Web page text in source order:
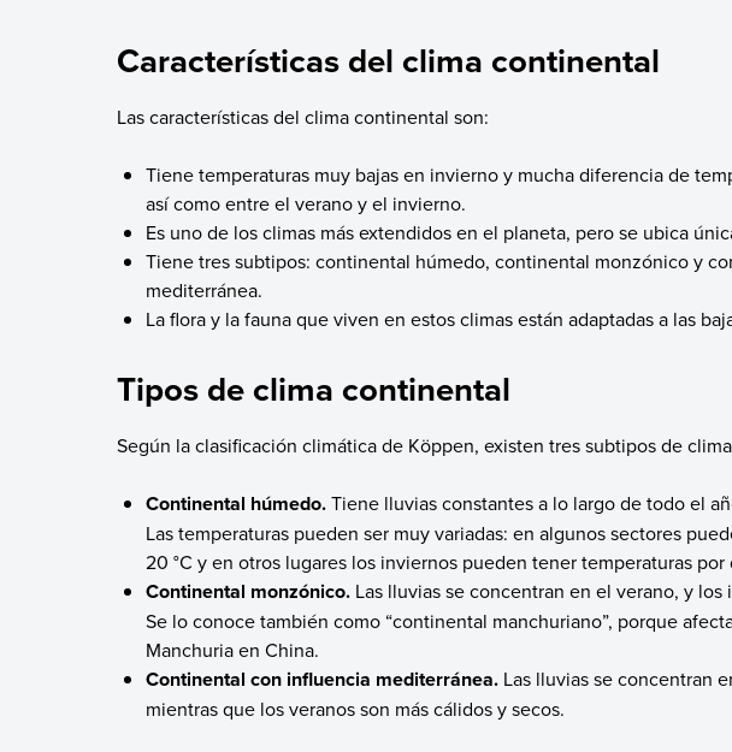
Características del clima continental
Las características del clima continental son:
Tiene temperaturas muy bajas en invierno y mucha diferencia de
así como entre el verano y el invierno.
Es uno de los climas más extendidos en el planeta, pero se ubica
Tiene tres subtipos: continental húmedo, continental monzónico y
mediterránea.
La flora y la fauna que viven en estos climas están adaptadas a las
Tipos de clima continental
Según la clasificación climática de Köppen, existen tres subtipos de
Continental húmedo.Tiene lluvias constantes a lo largo de todo el
Las temperaturas pueden ser muy variadas: en algunos sectores
20 °C y en otros lugares los inviernos pueden tener temperaturas por
Continental monzónico. Las lluvias se concentran en el verano, y
Se lo conoce también como “continental manchuriano”, porque
Manchuria en China.
Continental con influencia mediterránea. Las lluvias se concentran
mientras que los veranos son más cálidos y secos.